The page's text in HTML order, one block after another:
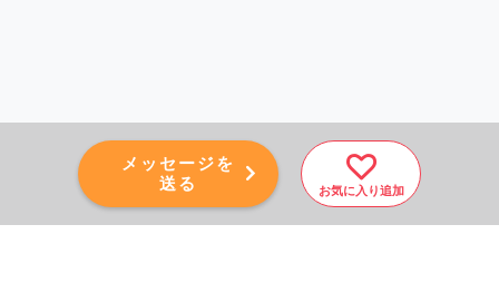
メッセージを
送る
お気に入り追加